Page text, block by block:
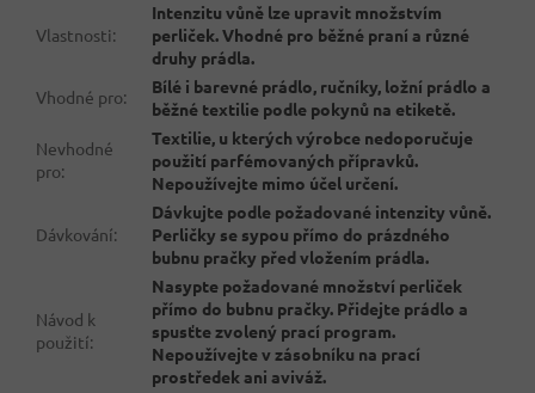
Vlastnosti:
Intenzitu vůně lze upravit množstvím
perliček. Vhodné pro běžné praní a různé
druhy prádla.
Vhodné pro:
Bílé i barevné prádlo, ručníky, ložní prádlo a
běžné textilie podle pokynů na etiketě.
Nevhodné
pro:
Textilie, u kterých výrobce nedoporučuje
použití parfémovaných přípravků.
Nepoužívejte mimo účel určení.
Dávkování:
Dávkujte podle požadované intenzity vůně.
Perličky se sypou přímo do prázdného
bubnu pračky před vložením prádla.
Návod k
použití:
Nasypte požadované množství perliček
přímo do bubnu pračky. Přidejte prádlo a
spusťte zvolený prací program.
Nepoužívejte v zásobníku na prací
prostředek ani aviváž.